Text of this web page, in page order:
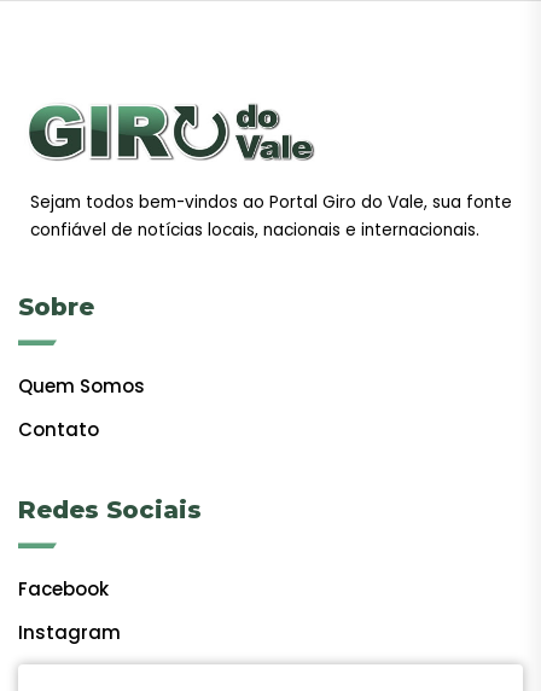
Sejam todos bem-vindos ao Portal Giro do Vale, sua fonte
confiável de notícias locais, nacionais e internacionais.
Sobre
Quem Somos
Contato
Redes Sociais
Facebook
Instagram